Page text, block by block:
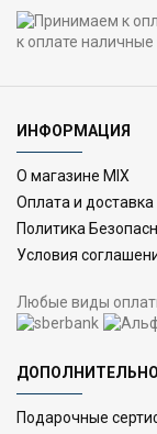
к оплате
ИНФОРМАЦИЯ
О магазине MIX
Оплата и доставка
Политика
Условия
Любые виды
ДОПОЛНИТЕЛЬНО
Подарочные